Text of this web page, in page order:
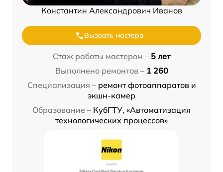
Константин Александрович Иванов
Вызвать мастера
Стаж работы мастером – 5 лет
Выполнено ремонтов – 1 260
Специализация – ремонт фотоаппаратов и
экшн-камер
Образование – КубГТУ, «Автоматизация
технологических процессов»